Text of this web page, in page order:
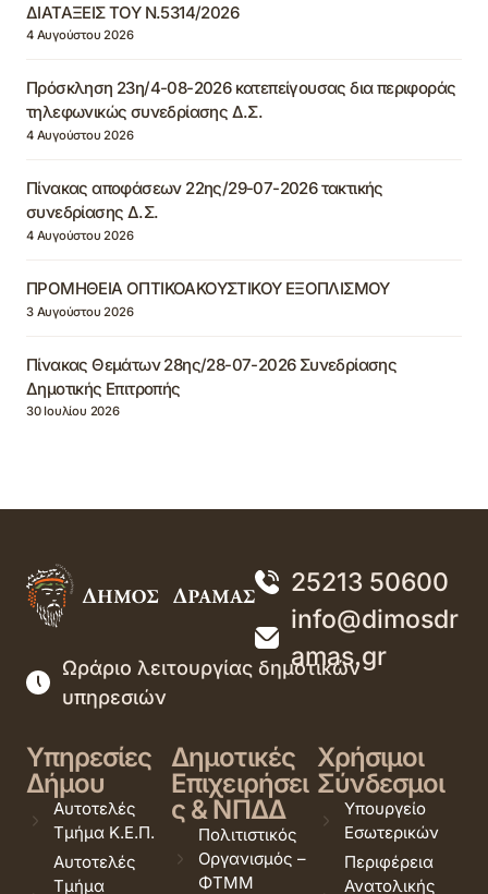
ΔΙΑΤΑΞΕΙΣ ΤΟΥ Ν.5314/2026
4 Αυγούστου 2026
Πρόσκληση 23η/4-08-2026 κατεπείγουσας δια περιφοράς
τηλεφωνικώς συνεδρίασης Δ.Σ.
4 Αυγούστου 2026
Πίνακας αποφάσεων 22ης/29-07-2026 τακτικής
συνεδρίασης Δ.Σ.
4 Αυγούστου 2026
ΠΡΟΜΗΘΕΙΑ ΟΠΤΙΚΟΑΚΟΥΣΤΙΚΟΥ ΕΞΟΠΛΙΣΜΟΥ
3 Αυγούστου 2026
Πίνακας Θεμάτων 28ης/28-07-2026 Συνεδρίασης
Δημοτικής Επιτροπής
30 Ιουλίου 2026
25213 50600
info@dimosdr
amas.gr
Ωράριο λειτουργίας δημοτικών
υπηρεσιών
Υπηρεσίες
Δήμου
Αυτοτελές
Τμήμα Κ.Ε.Π.
Αυτοτελές
Τμήμα
Δημοτικές
Επιχειρήσει
ς & ΝΠΔΔ
Πολιτιστικός
Οργανισμός –
ΦΤΜΜ
Χρήσιμοι
Σύνδεσμοι
Υπουργείο
Εσωτερικών
Περιφέρεια
Ανατολικής